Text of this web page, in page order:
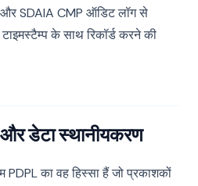
SDAIA CMP ऑडिट लॉग से
के साथ रिकॉर्ड करने की
और डेटा स्थानीयकरण
PDPL का वह हिस्सा हैं जो प्रकाशकों